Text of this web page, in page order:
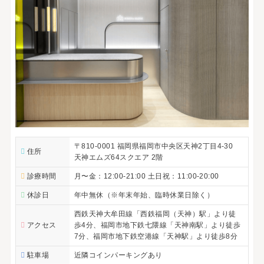
住所
〒810-0001 福岡県福岡市中央区天神2丁目4-30
天神エムズ64スクエア 2階
診療時間 月〜金：12:00-21:00 土日祝：11:00-20:00
休診日 年中無休（※年末年始、臨時休業日除く）
アクセス
西鉄天神大牟田線「西鉄福岡（天神）駅」より徒
歩4分、福岡市地下鉄七隈線「天神南駅」より徒歩
7分、福岡市地下鉄空港線「天神駅」より徒歩8分
駐車場 近隣コインパーキングあり